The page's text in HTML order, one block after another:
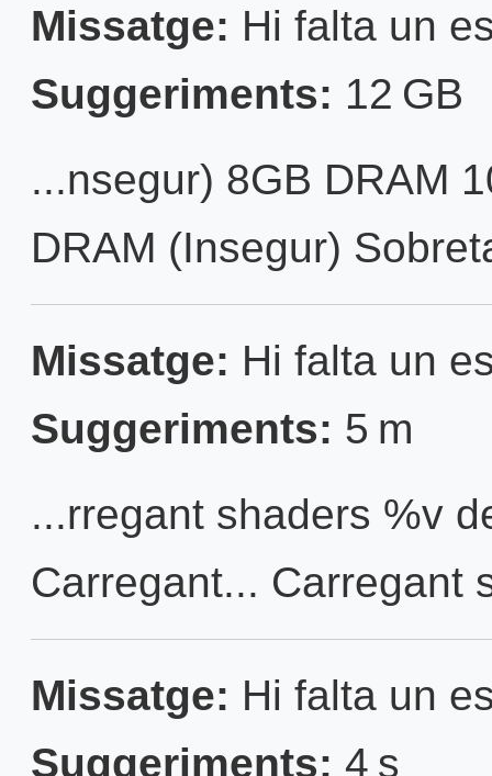
Missatge: Hi falta un
Suggeriments: 12 GB
...nsegur) 8GB DRAM
DRAM (Insegur)
Missatge: Hi falta un
Suggeriments: 5 m
...rregant shaders %v
Carregant... Carregant
Missatge: Hi falta un
Suggeriments: 4 s